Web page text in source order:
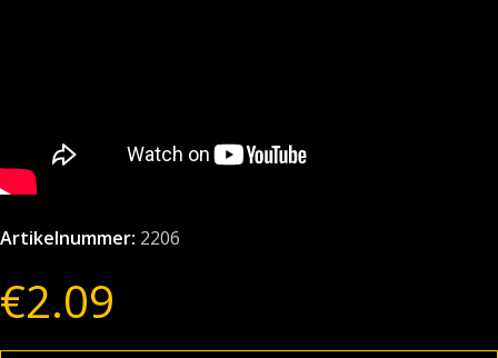
Artikelnummer: 2206
€2.09